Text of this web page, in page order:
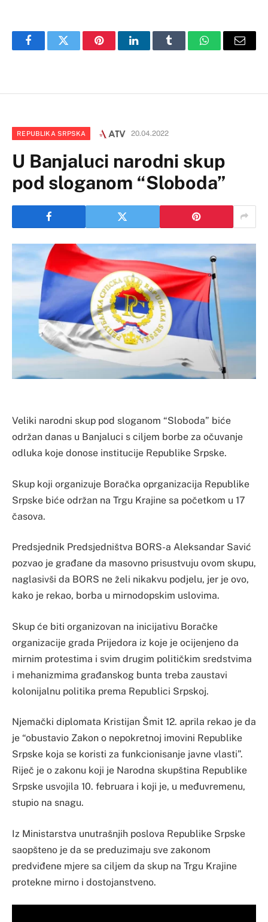
FacebookTwitter PinterestLinkedInTumblr WhatsAppEmail
REPUBLIKA SRPSKA 20.04.2022
U Banjaluci narodni skup
pod sloganom “Sloboda”
Veliki narodni skup pod sloganom “Sloboda” biće
održan danas u Banjaluci s ciljem borbe za očuvanje
odluka koje donose institucije Republike Srpske.
Skup koji organizuje Boračka oprganizacija Republike
Srpske biće održan na Trgu Krajine sa početkom u 17
časova.
Predsjednik Predsjedništva BORS-a Aleksandar Savić
pozvao je građane da masovno prisustvuju ovom skupu,
naglasivši da BORS ne želi nikakvu podjelu, jer je ovo,
kako je rekao, borba u mirnodopskim uslovima.
Skup će biti organizovan na inicijativu Boračke
organizacije grada Prijedora iz koje je ocijenjeno da
mirnim protestima i svim drugim političkim sredstvima
i mehanizmima građanskog bunta treba zaustavi
kolonijalnu politika prema Republici Srpskoj.
Njemački diplomata Kristijan Šmit 12. aprila rekao je da
je “obustavio Zakon o nepokretnoj imovini Republike
Srpske koja se koristi za funkcionisanje javne vlasti”.
Riječ je o zakonu koji je Narodna skupština Republike
Srpske usvojila 10. februara i koji je, u međuvremenu,
stupio na snagu.
Iz Ministarstva unutrašnjih poslova Republike Srpske
saopšteno je da se preduzimaju sve zakonom
predviđene mjere sa ciljem da skup na Trgu Krajine
protekne mirno i dostojanstveno.